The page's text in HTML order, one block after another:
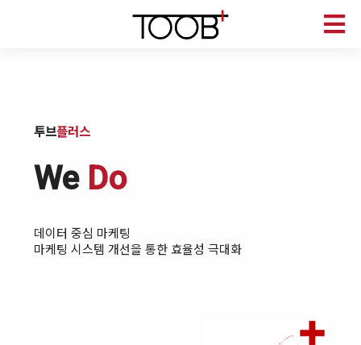
We Do
Provide
디지털 마케팅 플랫폼
데이터 중심 마케팅
마케팅 시스템 개선을 통한 효율성 극대화
투브플러스